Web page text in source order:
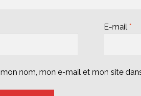
E-mail *
mon nom, mon e-mail et mon site